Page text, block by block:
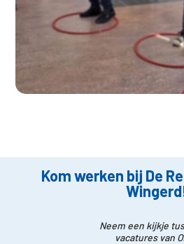
Kom werken bij De
Neem een kijkje
vacatures van